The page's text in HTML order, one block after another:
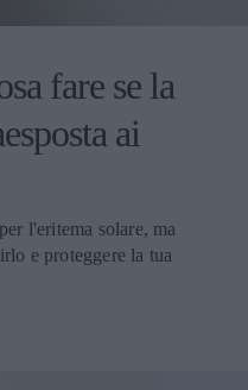
fare se la
ai
l'eritema solare, ma
e proteggere la tua